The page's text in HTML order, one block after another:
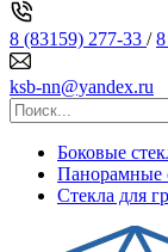
8 (83159) 277-33 /
ksb-nn@yandex.ru
Боковые
Панорамные
Стекла для